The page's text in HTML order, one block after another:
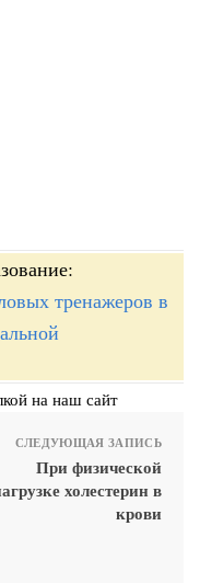
тренажеров в
на наш сайт
СЛЕДУЮЩАЯ ЗАПИСЬ
При физической
холестерин в
крови